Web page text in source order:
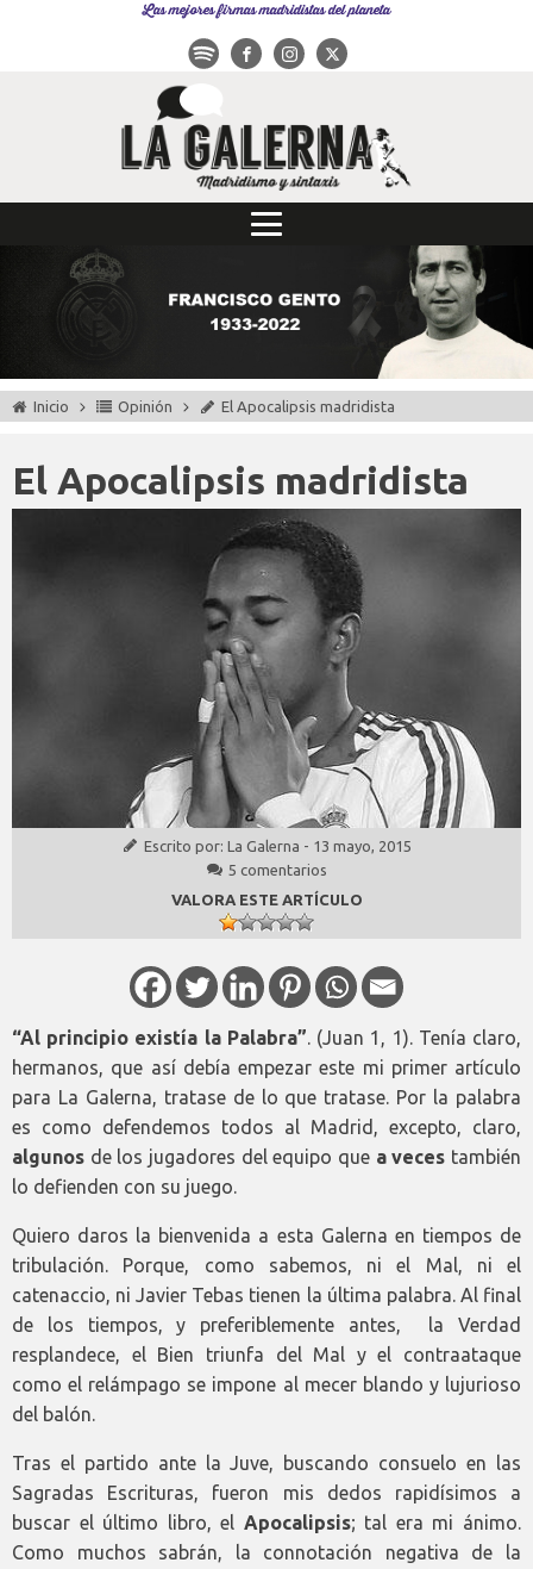
Las mejores firmas madridistas del planeta
Inicio Opinión El Apocalipsis madridista
El Apocalipsis madridista
Escrito por: La Galerna - 13 mayo, 2015
5 comentarios
VALORA ESTE ARTÍCULO
“Al principio existía la Palabra” . (Juan 1, 1). Tenía claro,
hermanos, que así debía empezar este mi primer artículo
para La Galerna, tratase de lo que tratase. Por la palabra
es como defendemos todos al Madrid, excepto, claro,
algunos de los jugadores del equipo que a veces también
lo defienden con su juego.
Quiero daros la bienvenida a esta Galerna en tiempos de
tribulación. Porque, como sabemos, ni el Mal, ni el
catenaccio, ni Javier Tebas tienen la última palabra. Al final
de los tiempos, y preferiblemente antes, la Verdad
resplandece, el Bien triunfa del Mal y el contraataque
como el relámpago se impone al mecer blando y lujurioso
del balón.
Tras el partido ante la Juve, buscando consuelo en las
Sagradas Escrituras, fueron mis dedos rapidísimos a
buscar el último libro, el Apocalipsis; tal era mi ánimo.
Como muchos sabrán, la connotación negativa de la